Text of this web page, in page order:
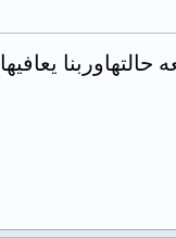
يعافيها